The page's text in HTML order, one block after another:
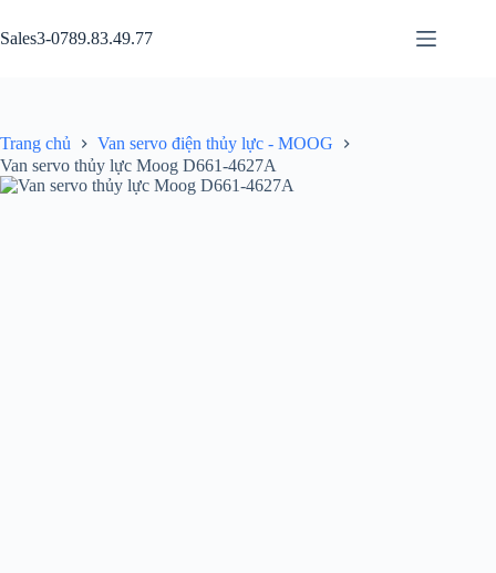
đến
phần
Sales3-0789.83.49.77
Trang chủ
Van servo điện thủy lực - MOOG
Van servo thủy lực Moog D661-4627A